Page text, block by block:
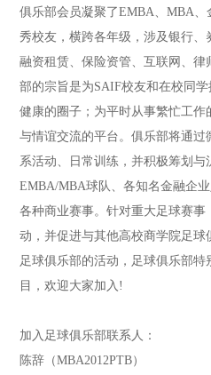
俱乐部会员凝聚了EMBA、MBA
秀校友，横跨各年级，涉及银行、
融资租赁、保险资管、互联网、
部的宗旨是为SAIF校友和在校同
健康的圈子；为平时从事繁忙工
与情谊交流的平台。俱乐部将通
系活动、日常训练，并积极筹划与
EMBA/MBA球队、各知名金融企
各种商业赛事。针对重大足球赛
动，并促进与其他高校商学院足
足球俱乐部的活动，足球俱乐部
目，欢迎大家加入!
加入足球俱乐部联系人：
陈辞（MBA2012PTB）